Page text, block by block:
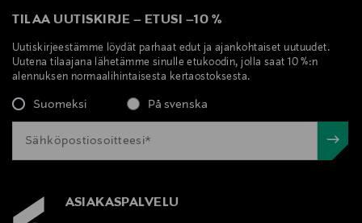
TILAA UUTISKIRJE – ETUSI –10 %
Uutiskirjeestämme löydät parhaat edut ja ajankohtaiset uutuudet.
Uutena tilaajana lähetämme sinulle etukoodin, jolla saat 10 %:n
alennuksen normaalihintaisesta kertaostoksesta.
Suomeksi På svenska
ASIAKASPALVELU